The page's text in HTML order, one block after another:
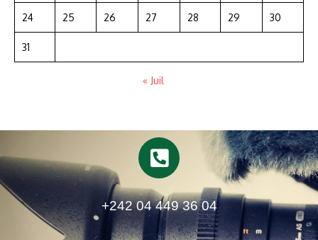
24 25 26 27 28 29 30
31
« Juil
+242 04 449 36 04